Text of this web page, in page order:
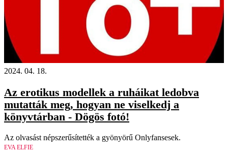
18+
2024. 04. 18.
Az erotikus modellek a ruháikat ledobva
mutatták meg, hogyan ne viselkedj a
könyvtárban - Dögös fotó!
Az olvasást népszerűsítették a gyönyörű Onlyfansesek.
EVA ELFIE